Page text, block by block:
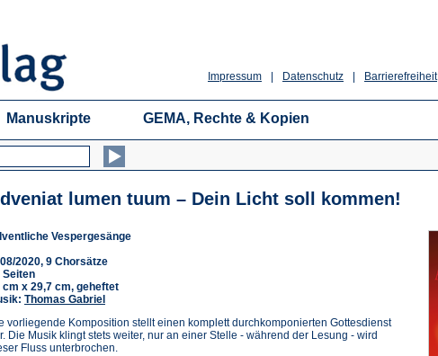
Barrierefreiheit
Datenschutz
Impressum
Manuskripte GEMA, Rechte & Kopien
lumen tuum – Dein Licht soll kommen!
Vespergesänge
2020, 9 Chorsätze
Seiten
cm x 29,7 cm, geheftet
Thomas Gabriel
vorliegende Komposition stellt einen komplett durchkomponierten Gottesdienst
Die Musik klingt stets weiter, nur an einer Stelle - während der Lesung - wird
Fluss unterbrochen.